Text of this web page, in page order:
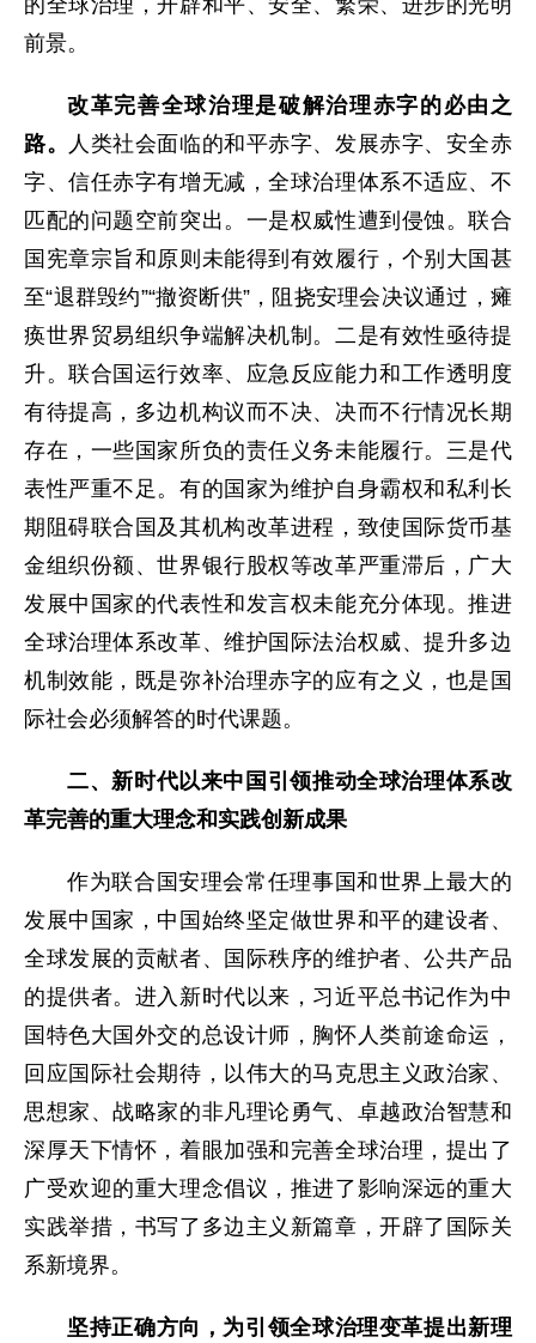
的全球治理，开辟和平、安全、繁荣、进步的光明
前景。
改革完善全球治理是破解治理赤字的必由之
路。
人类社会面临的和平赤字、发展赤字、安全赤
字、信任赤字有增无减，全球治理体系不适应、不
匹配的问题空前突出。一是权威性遭到侵蚀。联合
国宪章宗旨和原则未能得到有效履行，个别大国甚
至“退群毁约”“撤资断供”，阻挠安理会决议通过，瘫
痪世界贸易组织争端解决机制。二是有效性亟待提
升。联合国运行效率、应急反应能力和工作透明度
有待提高，多边机构议而不决、决而不行情况长期
存在，一些国家所负的责任义务未能履行。三是代
表性严重不足。有的国家为维护自身霸权和私利长
期阻碍联合国及其机构改革进程，致使国际货币基
金组织份额、世界银行股权等改革严重滞后，广大
发展中国家的代表性和发言权未能充分体现。推进
全球治理体系改革、维护国际法治权威、提升多边
机制效能，既是弥补治理赤字的应有之义，也是国
际社会必须解答的时代课题。
二、新时代以来中国引领推动全球治理体系改
革完善的重大理念和实践创新成果
作为联合国安理会常任理事国和世界上最大的
发展中国家，中国始终坚定做世界和平的建设者、
全球发展的贡献者、国际秩序的维护者、公共产品
的提供者。进入新时代以来，习近平总书记作为中
国特色大国外交的总设计师，胸怀人类前途命运，
回应国际社会期待，以伟大的马克思主义政治家、
思想家、战略家的非凡理论勇气、卓越政治智慧和
深厚天下情怀，着眼加强和完善全球治理，提出了
广受欢迎的重大理念倡议，推进了影响深远的重大
实践举措，书写了多边主义新篇章，开辟了国际关
系新境界。
坚持正确方向，为引领全球治理变革提出新理